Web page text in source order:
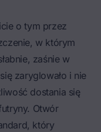
o tym przez
w którym
zaśnie w
zaryglowało i nie
dostania się
Otwór
który